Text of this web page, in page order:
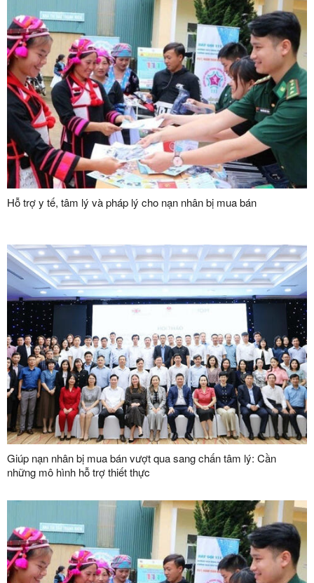
Hỗ trợ y tế, tâm lý và pháp lý cho nạn nhân bị mua bán
Giúp nạn nhân bị mua bán vượt qua sang chấn tâm lý: Cần
những mô hình hỗ trợ thiết thực